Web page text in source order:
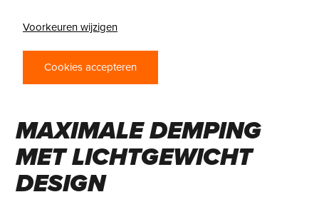
PRODUCTREVIEW
REVIEW: BROOKS
MAXIMALE DEMPING
MET LICHTGEWICHT
DESIGN
Voorkeuren wijzigen
Cookies accepteren